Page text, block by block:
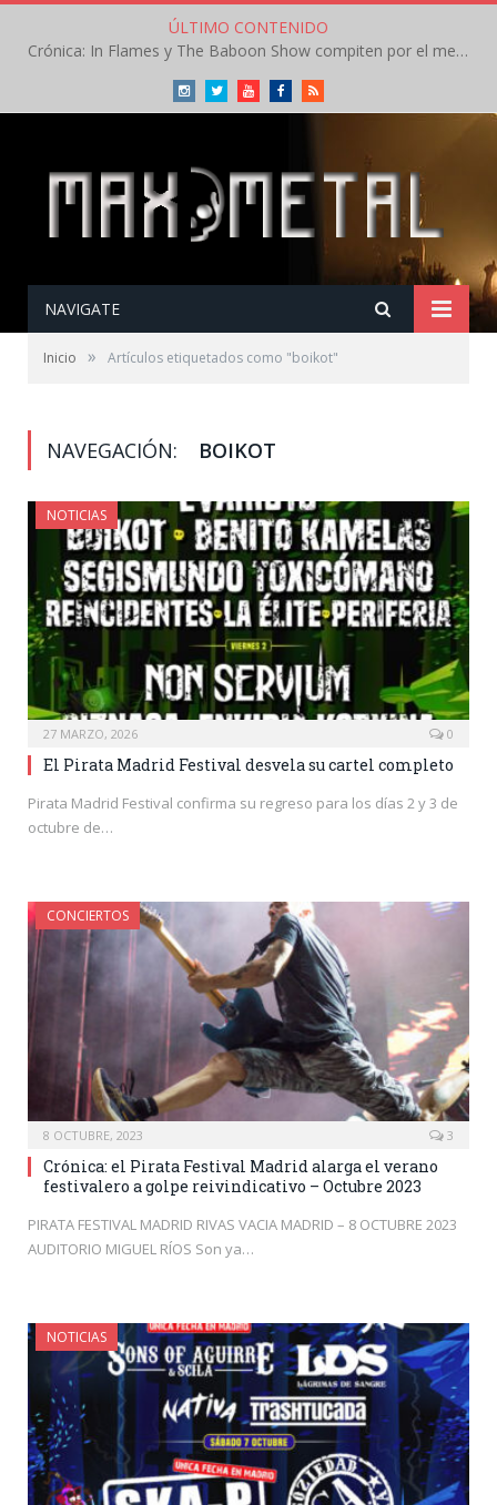
ÚLTIMO CONTENIDO
Crónica: In Flames y The Baboon Show compiten por el mejor concierto del día en el Leyendas del Rock – Viernes – Agosto 2026
InstagramTwitterYoutubeFacebookRSS
NAVIGATE
Inicio » Artículos etiquetados como "boikot"
NAVEGACIÓN: BOIKOT
NOTICIAS
27 MARZO, 2026 0
El Pirata Madrid Festival desvela su cartel completo
Pirata Madrid Festival confirma su regreso para los días 2 y 3 de
octubre de…
CONCIERTOS
8 OCTUBRE, 2023 3
Crónica: el Pirata Festival Madrid alarga el verano
festivalero a golpe reivindicativo – Octubre 2023
PIRATA FESTIVAL MADRID RIVAS VACIA MADRID – 8 OCTUBRE 2023
AUDITORIO MIGUEL RÍOS Son ya…
NOTICIAS